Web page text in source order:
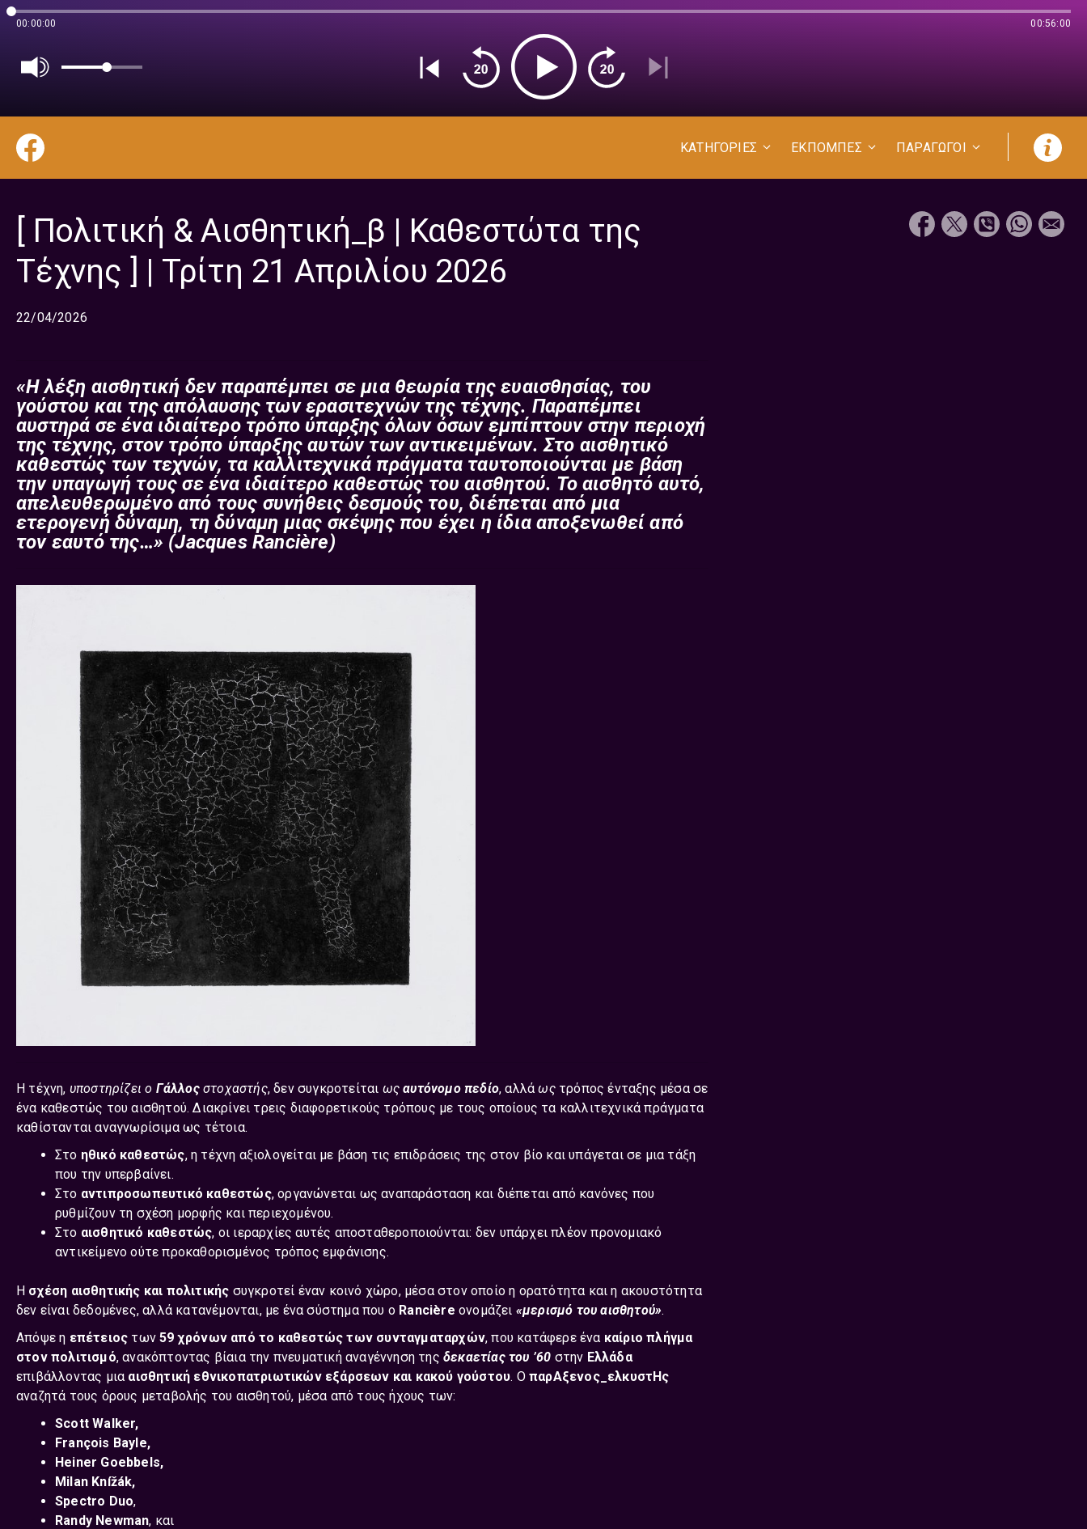
00:00:00 00:56:00
ΚΑΤΗΓΟΡΙΕΣ ΕΚΠΟΜΠΕΣ ΠΑΡΑΓΩΓΟΙ
[ Πολιτική & Αισθητική_β | Καθεστώτα της
Τέχνης ] | Τρίτη 21 Απριλίου 2026
22/04/2026
«Η λέξη αισθητική δεν παραπέμπει σε μια θεωρία της ευαισθησίας, του
γούστου και της απόλαυσης των ερασιτεχνών της τέχνης. Παραπέμπει
αυστηρά σε ένα ιδιαίτερο τρόπο ύπαρξης όλων όσων εμπίπτουν στην περιοχή
της τέχνης, στον τρόπο ύπαρξης αυτών των αντικειμένων. Στο αισθητικό
καθεστώς των τεχνών, τα καλλιτεχνικά πράγματα ταυτοποιούνται με βάση
την υπαγωγή τους σε ένα ιδιαίτερο καθεστώς του αισθητού. Το αισθητό αυτό,
απελευθερωμένο από τους συνήθεις δεσμούς του, διέπεται από μια
ετερογενή δύναμη, τη δύναμη μιας σκέψης που έχει η ίδια αποξενωθεί από
τον εαυτό της…» (Jacques Rancière)
H τέχνη, υποστηρίζει ο Γάλλοςστοχαστής, δεν συγκροτείται ωςαυτόνομο πεδίο, αλλάως τρόπος ένταξης μέσα σε
ένα καθεστώς του αισθητού. Διακρίνει τρεις διαφορετικούς τρόπους με τους οποίους τα καλλιτεχνικά πράγματα
καθίστανται αναγνωρίσιμα ως τέτοια.
Στο ηθικό καθεστώς, η τέχνη αξιολογείται με βάση τις επιδράσεις της στον βίο και υπάγεται σε μια τάξη
που την υπερβαίνει.
Στο αντιπροσωπευτικό καθεστώς, οργανώνεται ως αναπαράσταση και διέπεται από κανόνες που
ρυθμίζουν τη σχέση μορφής και περιεχομένου.
Στο αισθητικό καθεστώς, οι ιεραρχίες αυτές αποσταθεροποιούνται: δεν υπάρχει πλέον προνομιακό
αντικείμενο ούτε προκαθορισμένος τρόπος εμφάνισης.
Η σχέση αισθητικής και πολιτικής συγκροτεί έναν κοινό χώρο, μέσα στον οποίο η ορατότητα και η ακουστότητα
δεν είναι δεδομένες, αλλά κατανέμονται, με ένα σύστημα που ο Rancièreονομάζει «μερισμό του αισθητού».
Απόψε η επέτειος των59 χρόνων από το καθεστώς των συνταγματαρχών, που κατάφερε ένα καίριο πλήγμα
στον πολιτισμό, ανακόπτοντας βίαια την πνευματική αναγέννηση τηςδεκαετίας του ’60 στην Ελλάδα
επιβάλλοντας μια αισθητική εθνικοπατριωτικών εξάρσεων και κακού γούστου. ΟπαρΑξενος_ελκυστΗς
αναζητά τους όρους μεταβολής του αισθητού, μέσα από τους ήχους των:
Scott Walker,
François Bayle,
Heiner Goebbels,
Milan Knížák,
Spectro Duo,
Randy Newman, και